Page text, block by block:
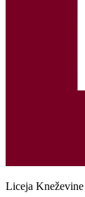
Liceja